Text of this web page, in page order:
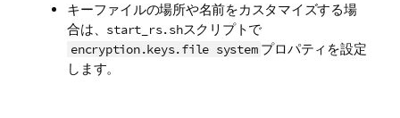
キーファイルの場所や名前をカスタマイズする場
合は、 start_rs.shスクリプトで
encryption.keys.file system プロパティを設定
します。